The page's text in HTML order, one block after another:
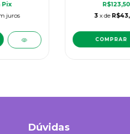
Pix
juros
3 x de
Dúvidas